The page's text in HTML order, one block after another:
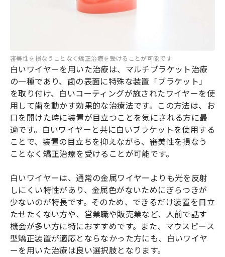
審美性を損なうことなく矯正治療を受けることが可能です
白いワイヤーを用いた治療は、マルチブラケット治療
の一種であり、歯の表面に特殊な装置「ブラケット」
を取り付け、白いコーティングが施されたワイヤーを使
用して歯を動かす効果的な治療法です。この方法は、お
口を開けた時に装置が目立つことを気にされる方に最
適です。白いワイヤーと共に白いブラケットを使用する
ことで、装置の目立ちを抑えながら、審美性を損なう
ことなく矯正治療を受けることが可能です。
白いワイヤーは、通常の金属ワイヤーよりも光を反射
しにくい特性があり、金属色がないためにぎらつきが
少ないのが特長です。そのため、できるだけ装置を目立
たせたくない方や、営業職や販売業など、人前で話す
機会が多い方に特におすすめです。また、マウスピース
型矯正装置が適応とならなかった方にも、白いワイヤ
ーを用いた治療は良い選択肢となります。